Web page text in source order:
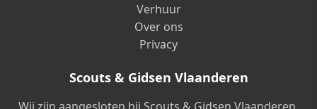
Verhuur
Over ons
Privacy
Scouts & Gidsen Vlaanderen